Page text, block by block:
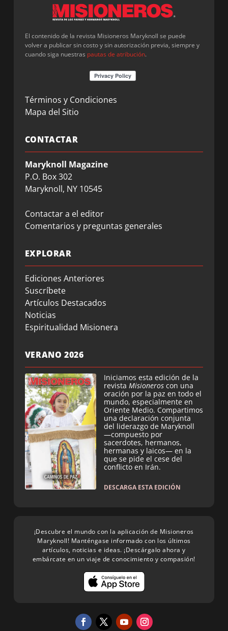
El contenido de la revista Misioneros Maryknoll se puede
volver a publicar sin costo y sin autorización previa, siempre y
cuando siga nuestras pautas de atribución.
Términos y Condiciones
Mapa del Sitio
CONTACTAR
Maryknoll Magazine
P.O. Box 302
Maryknoll, NY 10545
Contactar a el editor
Comentarios y preguntas generales
EXPLORAR
Ediciones Anteriores
Suscríbete
Artículos Destacados
Noticias
Espiritualidad Misionera
VERANO 2026
Iniciamos esta edición de la
revista Misioneros con una
oración por la paz en todo el
mundo, especialmente en
Oriente Medio. Compartimos
una declaración conjunta
del liderazgo de Maryknoll
—compuesto por
sacerdotes, hermanos,
hermanas y laicos— en la
que se pide el cese del
conflicto en Irán.
DESCARGA ESTA EDICIÓN
¡Descubre el mundo con la aplicación de Misioneros
Maryknoll! Manténgase informado con los últimos
artículos, noticias e ideas. ¡Descárgalo ahora y
embárcate en un viaje de conocimiento y compasión!